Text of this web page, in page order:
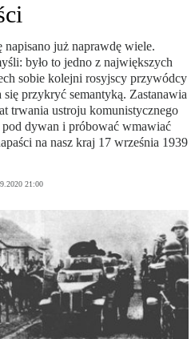
już naprawdę wiele.
było to jedno z największych
sobie kolejni rosyjscy przywódcy
przykryć semantyką. Zastanawia
trwania ustroju komunistycznego
pod dywan i próbować wmawiać
na nasz kraj 17 września 1939
21:00